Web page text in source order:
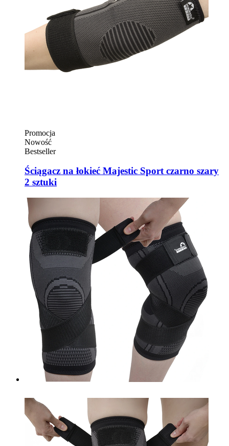
Promocja
Nowość
Bestseller
Ściągacz na łokieć Majestic Sport czarno szary
2 sztuki